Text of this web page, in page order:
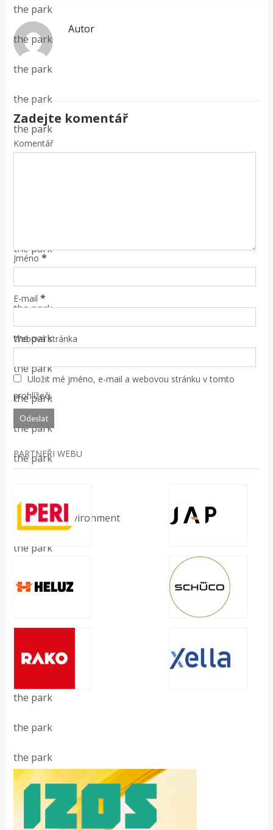
the park
the park
the park
the park
the park
the park
the park
the park
the park
the park
the park
the park
the park - environment
the park
the park
the park
the park
the park
the park - project list
Autor
Zadejte komentář
Komentář
Jméno *
E-mail *
Webová stránka
Uložit mé jméno, e-mail a webovou stránku v tomto
prohlížeči.
PARTNEŘI WEBU